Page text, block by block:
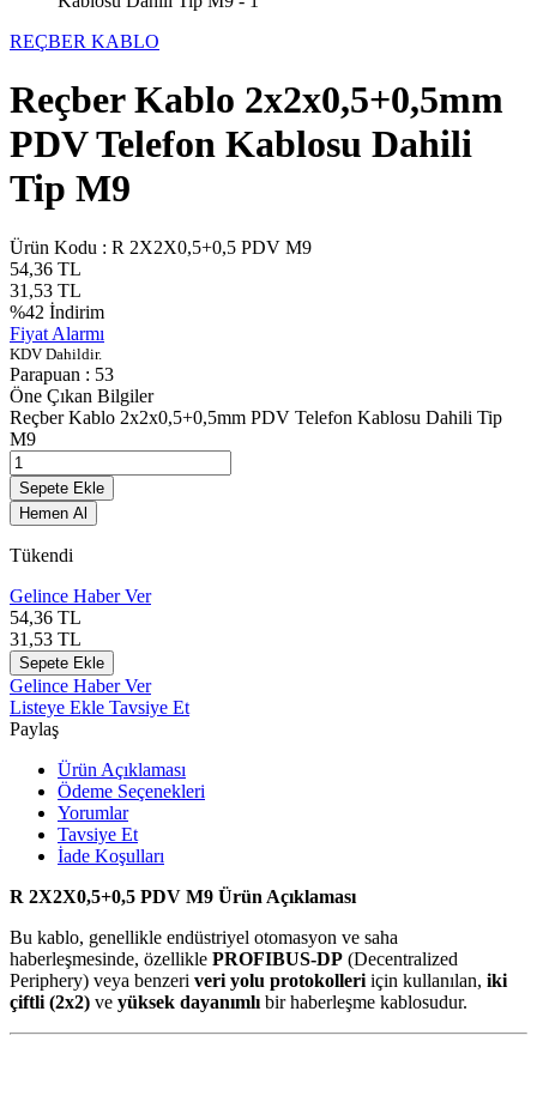
REÇBER KABLO
Reçber Kablo 2x2x0,5+0,5mm
PDV Telefon Kablosu Dahili
Tip M9
Ürün Kodu : R 2X2X0,5+0,5 PDV M9
54,36 TL
31,53 TL
%42 İndirim
Fiyat Alarmı
KDV Dahildir.
Parapuan : 53
Öne Çıkan Bilgiler
Reçber Kablo 2x2x0,5+0,5mm PDV Telefon Kablosu Dahili Tip
M9
Sepete Ekle
Hemen Al
Tükendi
Gelince Haber Ver
54,36 TL
31,53 TL
Sepete Ekle
Gelince Haber Ver
Listeye Ekle Tavsiye Et
Paylaş
Ürün Açıklaması
Ödeme Seçenekleri
Yorumlar
Tavsiye Et
İade Koşulları
R 2X2X0,5+0,5 PDV M9 Ürün Açıklaması
Bu kablo, genellikle endüstriyel otomasyon ve saha
haberleşmesinde, özellikle PROFIBUS-DP (Decentralized
Periphery) veya benzeri veri yolu protokolleri için kullanılan, iki
çiftli (2x2) ve yüksek dayanımlı bir haberleşme kablosudur.